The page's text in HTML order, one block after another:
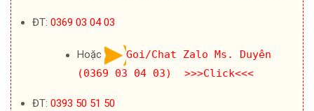
ĐT: 0369 03 04 03
Hoặc
Goi/Chat Zalo Ms. Duyên
(0369 03 04 03) >>>Click<<<
ĐT: 0393 50 51 50